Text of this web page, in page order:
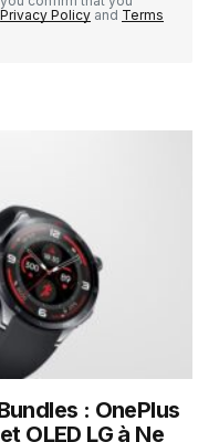
e-mail et mon
mon prochain
Privacy Policy and Terms
: OnePlus
OLED LG à Ne